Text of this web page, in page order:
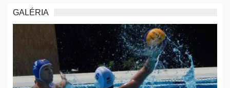
GALÉRIA